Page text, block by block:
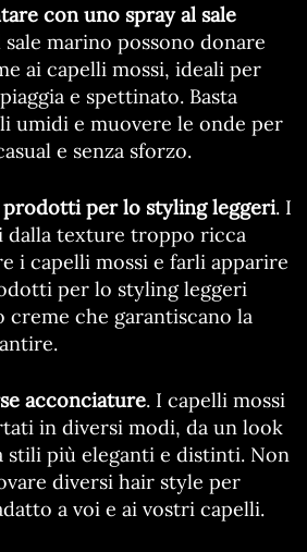
con uno spray al sale
sale marino possono donare
ai capelli mossi, ideali per
e spettinato. Basta
umidi e muovere le onde per
e senza sforzo.
per lo styling leggeri. I
texture troppo ricca
i capelli mossi e farli apparire
per lo styling leggeri
creme che garantiscano la
acconciature. I capelli mossi
in diversi modi, da un look
stili più eleganti e distinti. Non
diversi hair style per
a voi e ai vostri capelli.